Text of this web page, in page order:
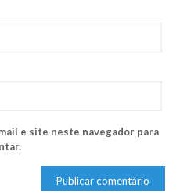
e site neste navegador para